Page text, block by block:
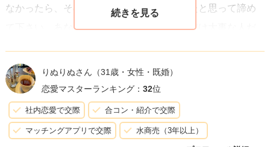
なかったら、その時はそれまでの関係だったと思って諦め
て下さい。あなたにとってその男性がどれだけ大事な人だ
から、それだけは理解して下さい。そしていい恋愛をして
下さい。
りぬりぬさん （31歳・女性・既婚）
恋愛マスターランキング： 32位
社内恋愛で交際 合コン・紹介で交際
マッチングアプリで交際 水商売（3年以上）